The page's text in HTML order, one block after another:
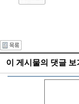
이 게시물의 댓글 보